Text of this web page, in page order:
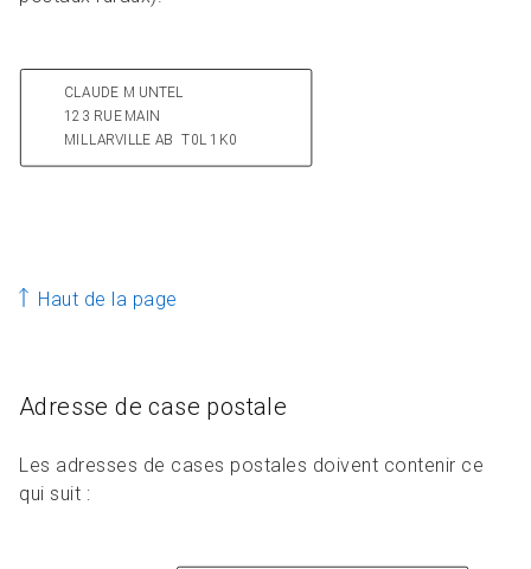
Haut de la page
Adresse de case postale
Les adresses de cases postales doivent contenir ce
qui suit :